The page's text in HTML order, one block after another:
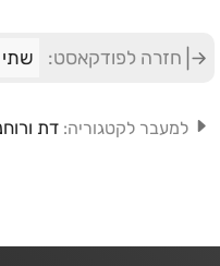
חזרה לפודקאסט:
למעבר לקטגוריה: דת